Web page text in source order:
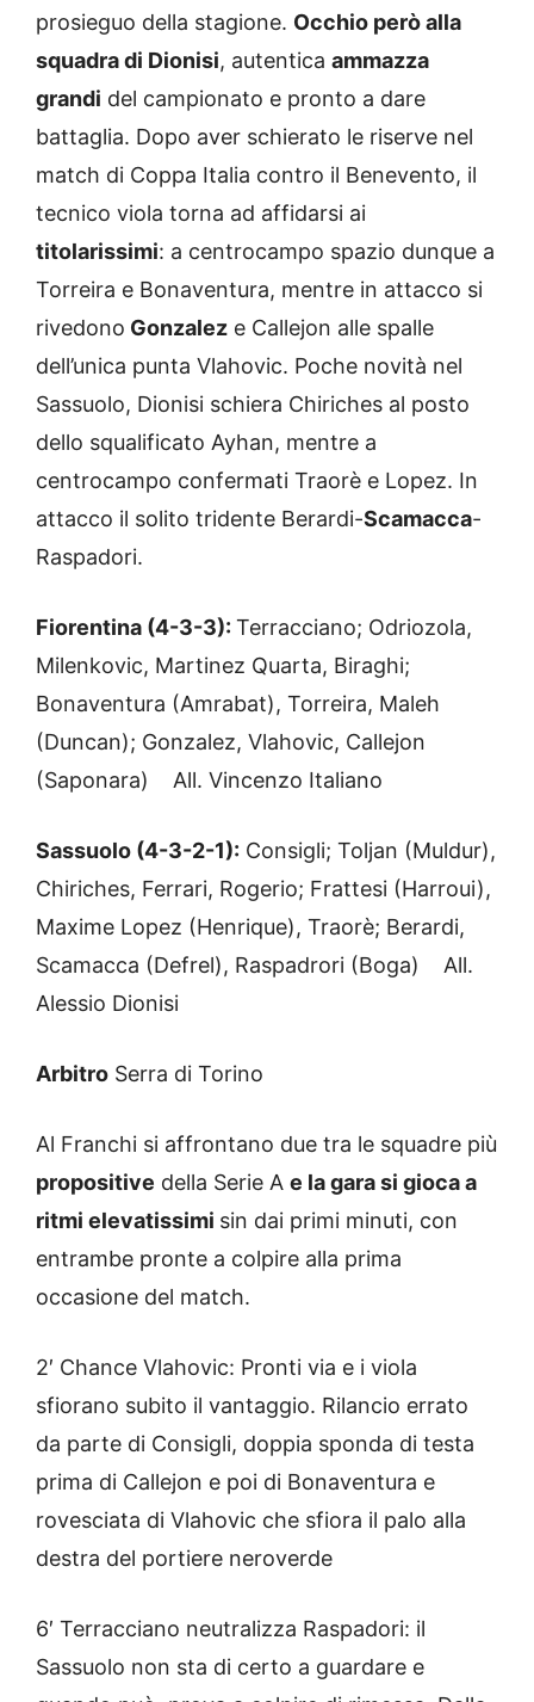
prosieguo della stagione. Occhio però alla
squadra di Dionisi, autentica ammazza
grandi del campionato e pronto a dare
battaglia. Dopo aver schierato le riserve nel
match di Coppa Italia contro il Benevento, il
tecnico viola torna ad affidarsi ai
titolarissimi: a centrocampo spazio dunque a
Torreira e Bonaventura, mentre in attacco si
rivedono Gonzalez e Callejon alle spalle
dell’unica punta Vlahovic. Poche novità nel
Sassuolo, Dionisi schiera Chiriches al posto
dello squalificato Ayhan, mentre a
centrocampo confermati Traorè e Lopez. In
attacco il solito tridente Berardi-Scamacca-
Raspadori.
Fiorentina (4-3-3): Terracciano; Odriozola,
Milenkovic, Martinez Quarta, Biraghi;
Bonaventura (Amrabat), Torreira, Maleh
(Duncan); Gonzalez, Vlahovic, Callejon
(Saponara) All. Vincenzo Italiano
Sassuolo (4-3-2-1): Consigli; Toljan (Muldur),
Chiriches, Ferrari, Rogerio; Frattesi (Harroui),
Maxime Lopez (Henrique), Traorè; Berardi,
Scamacca (Defrel), Raspadrori (Boga) All.
Alessio Dionisi
Arbitro Serra di Torino
Al Franchi si affrontano due tra le squadre più
propositive della Serie A e la gara si gioca a
ritmi elevatissimi sin dai primi minuti, con
entrambe pronte a colpire alla prima
occasione del match.
2′ Chance Vlahovic: Pronti via e i viola
sfiorano subito il vantaggio. Rilancio errato
da parte di Consigli, doppia sponda di testa
prima di Callejon e poi di Bonaventura e
rovesciata di Vlahovic che sfiora il palo alla
destra del portiere neroverde
6′ Terracciano neutralizza Raspadori: il
Sassuolo non sta di certo a guardare e